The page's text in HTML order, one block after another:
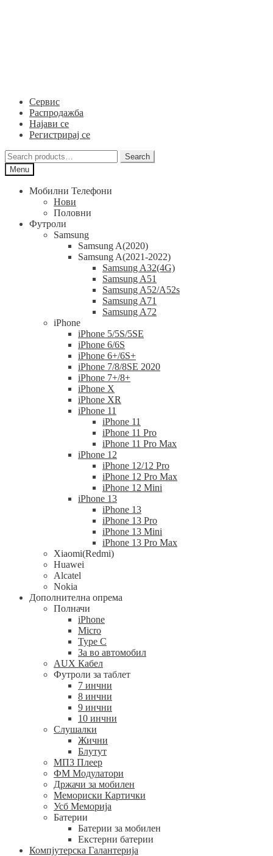
Сервис
Распродажба
Најави се
Регистрирај се
Search
for:
Search
Menu
Мобилни Телефони
Нови
Половни
Футроли
Samsung
Samsung A(2020)
Samsung A(2021-2022)
Samsung A32(4G)
Samsung A51
Samsung A52/A52s
Samsung A71
Samsung A72
iPhone
iPhone 5/5S/5SE
iPhone 6/6S
iPhone 6+/6S+
iPhone 7/8/8SE 2020
iPhone 7+/8+
iPhone X
iPhone XR
iPhone 11
iPhone 11
iPhone 11 Pro
iPhone 11 Pro Max
iPhone 12
iPhone 12/12 Pro
iPhone 12 Pro Max
iPhone 12 Mini
iPhone 13
iPhone 13
iPhone 13 Pro
iPhone 13 Mini
iPhone 13 Pro Max
Xiaomi(Redmi)
Huawei
Alcatel
Nokia
Дополнителна опрема
Полначи
iPhone
Micro
Type C
За во автомобил
AUX Кабел
Футроли за таблет
7 инчни
8 инчни
9 инчни
10 инчни
Слушалки
Жични
Блутут
МП3 Плеер
ФМ Модулатори
Држачи за мобилен
Мемориски Картички
Усб Меморија
Батерии
Батерии за мобилен
Екстерни батерии
Компјутерска Галантерија